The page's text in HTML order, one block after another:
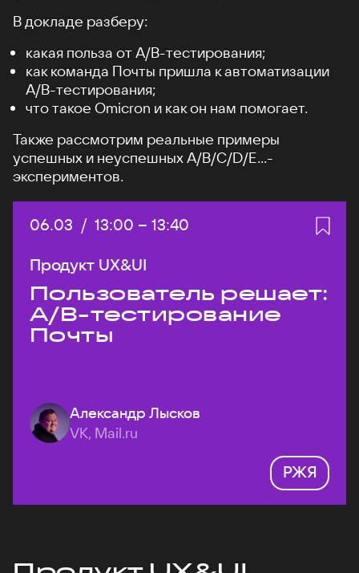
В докладе разберу:
какая польза от А/B-тестирования;
как команда Почты пришла к автоматизации
A/B-тестирования;
что такое Omicron и как он нам помогает.
Также рассмотрим реальные примеры
успешных и неуспешных A/B/C/D/E...-
экспериментов.
Дата:
06.03 / Начало:
13:00 – Конец:
13:40
Продукт UX&UI
Пользователь решает:
A/B-тестирование
Почты
Александр Лысков
VK, Mail.ru
РЖЯ